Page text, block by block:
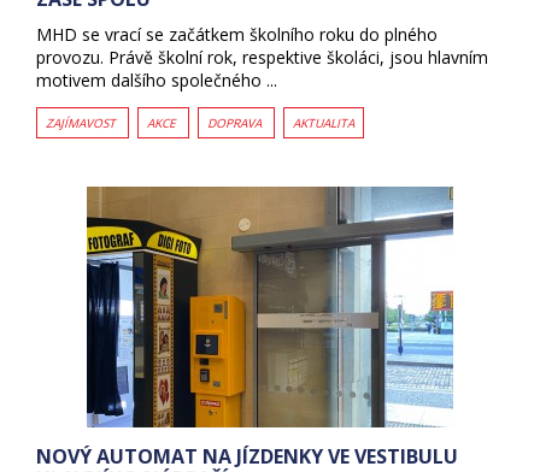
MHD se vrací se začátkem školního roku do plného
provozu. Právě školní rok, respektive školáci, jsou hlavním
motivem dalšího společného ...
ZAJÍMAVOST AKCE DOPRAVA AKTUALITA
NOVÝ AUTOMAT NA JÍZDENKY VE VESTIBULU